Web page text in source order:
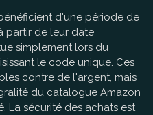
d'une période de
partir de leur date
simplement lors du
le code unique. Ces
contre de l'argent, mais
du catalogue Amazon
La sécurité des achats est